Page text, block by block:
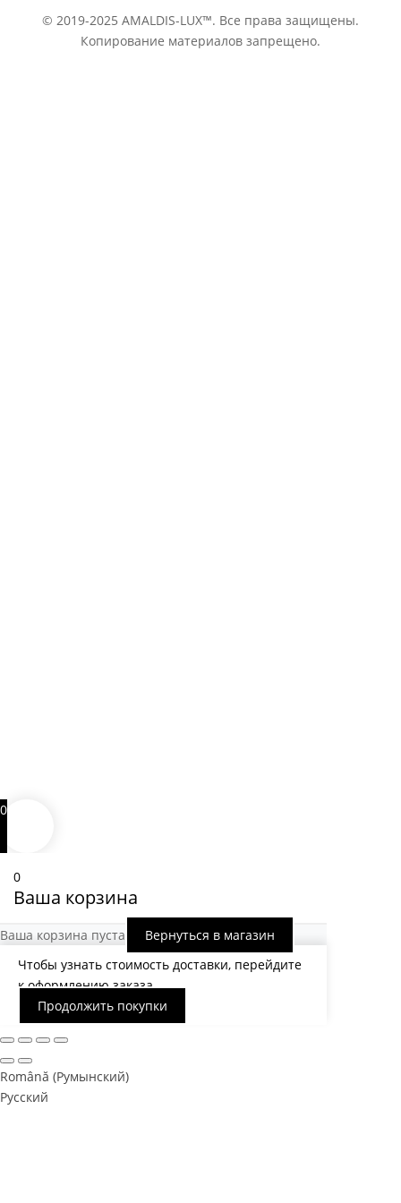
© 2019-2025 AMALDIS-LUX™. Все права защищены.
Копирование материалов запрещено.
0
0
Ваша корзина
Ваша корзина пуста
Вернуться в магазин
Чтобы узнать стоимость доставки, перейдите
к оформлению заказа.
Продолжить покупки
Română (Румынский)
Русский